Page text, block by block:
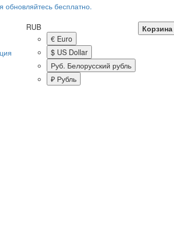
Корзина
RUB
€ Euro
$ US Dollar
Руб. Белорусский рубль
₽ Рубль